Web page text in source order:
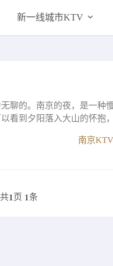
新一线城市KTV
聊的。南京的夜，是一种
看到夕阳落入大山的怀抱
南京
共1 页 1条